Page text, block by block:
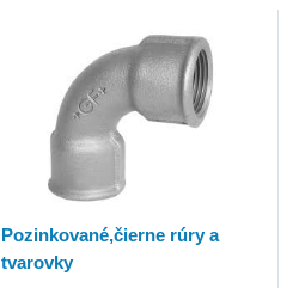
Pozinkované,čierne rúry a
tvarovky